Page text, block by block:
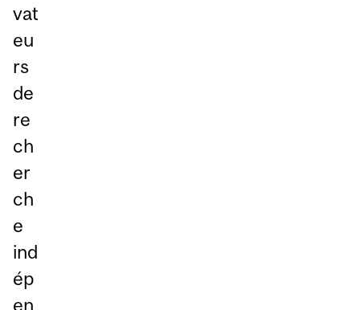
vat
eu
rs
de
re
ch
er
ch
e
ind
ép
en